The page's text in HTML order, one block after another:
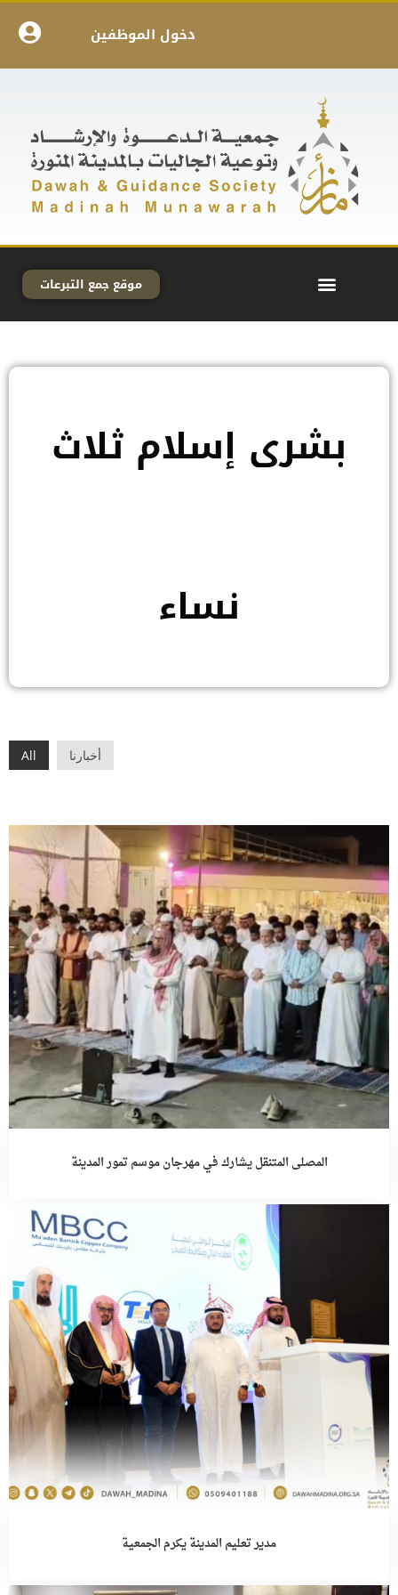
دخول الموظفين
موقع جمع التبرعات
بشرى إسلام ثلاث
نساء
All أخبارنا
المصلى المتنقل يشارك في مهرجان موسم تمور المدينة
مدير تعليم المدينة يكرم الجمعية